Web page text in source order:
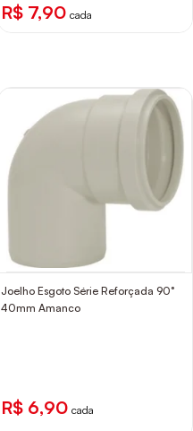
R$ 7,90 cada
Joelho Esgoto Série Reforçada 90°
40mm Amanco
R$ 6,90 cada